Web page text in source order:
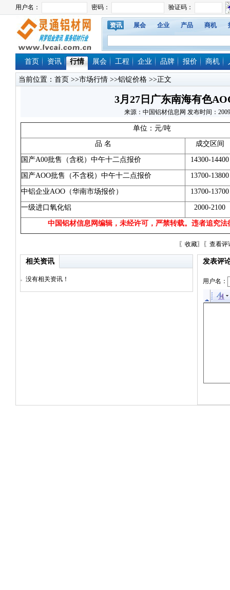
资讯 展会 企业 产品 商机
首页 资讯 行情 展会 工程 企业 品牌 报价 商机
当前位置： 首页 >>市场行情 >>铝锭价格 >>正文
3月27日广东南海有色
来源：中国铝材信息网 发布时间：
单位：元/吨
品 名
成交区间
国产A00批售（含税）中午十二点报价 14300-14400
国产AOO批售（不含税）中午十二点报价 13700-13800
中铝企业AOO（华南市场报价） 13700-13700
一级进口 氧化铝 2000-2100
中国铝材信息网编辑，未经许可，严禁转载。违者追究法
〖 收藏〗〖 查看评
相关资讯
没有相关资讯！
发表评
用户名：